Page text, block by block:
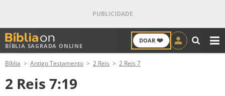
BÍBLIA SAGRADA ONLINE
DOAR ❤️
ANTIGO TESTAMENTO
NOVO TESTAMENTO
Bíblia Antigo Testamento 2 Reis 2 Reis 7
2 Reis 7:19